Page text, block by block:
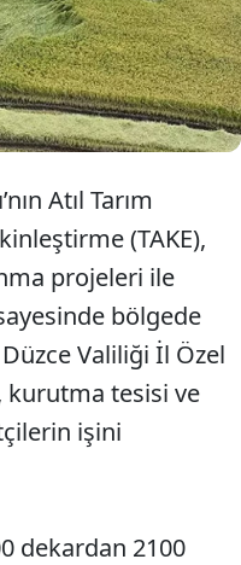
destekleriyle son
artış sağlandı, hem
rekor seviyelere ulaştı.
Atıl Tarım
(TAKE),
projeleri ile
bölgede
Valiliği İl Özel
kurutma tesisi ve
işini
dekardan 2100